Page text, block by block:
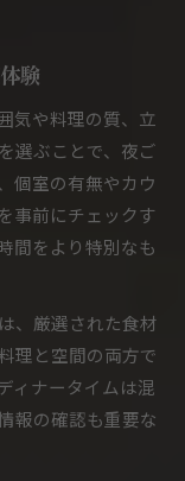
特集
満喫
さん選び
ナーの極意
盛り上がる秘訣
選び方
安心感
活用術
さん案内
さん特集
験
気や料理の質、立
選ぶことで、夜ご
個室の有無やカウ
事前にチェックす
間をより特別なも
、厳選された食材
理と空間の両方で
ィナータイムは混
報の確認も重要な